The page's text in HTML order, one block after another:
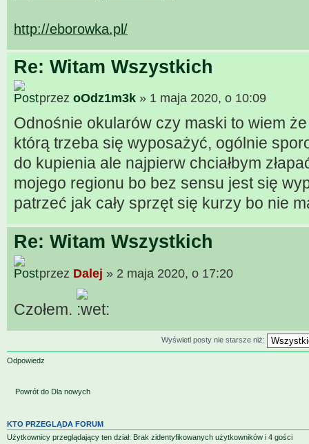
http://eborowka.pl/
Re: Witam Wszystkich
przez oOdz1m3k » 1 maja 2020, o 10:09
Odnośnie okularów czy maski to wiem
którą trzeba się wyposażyć, ogólnie
do kupienia ale najpierw chciałbym
mojego regionu bo bez sensu jest się
patrzeć jak cały sprzęt się kurzy bo nie
Re: Witam Wszystkich
przez Dalej » 2 maja 2020, o 17:20
Czołem.
Wyświetl posty nie starsze niż:
Odpowiedz
Powrót do Dla nowych
KTO PRZEGLĄDA FORUM
Użytkownicy przeglądający ten dział: Brak zidentyfikowanych użytkowników i 4 gości